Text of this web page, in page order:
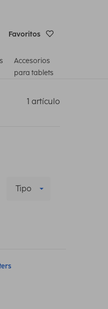
Favoritos
Accesorios
para tablets
1 artículo
Tipo